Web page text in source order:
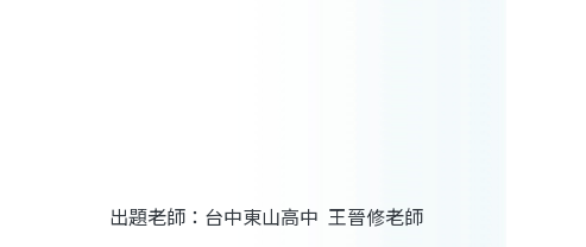
出題老師：台中東山高中 王晉修老師